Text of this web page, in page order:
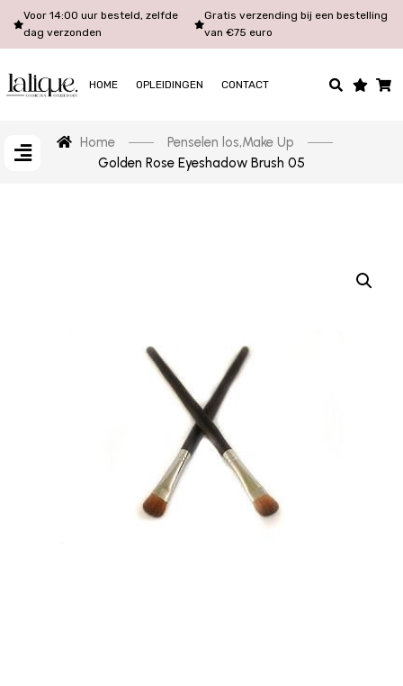
Voor 14:00 uur besteld, zelfde
dag verzonden
Gratis verzending bij een bestelling
van €75 euro
HOME OPLEIDINGEN CONTACT
Home Penselen los,Make Up
Golden Rose Eyeshadow Brush 05